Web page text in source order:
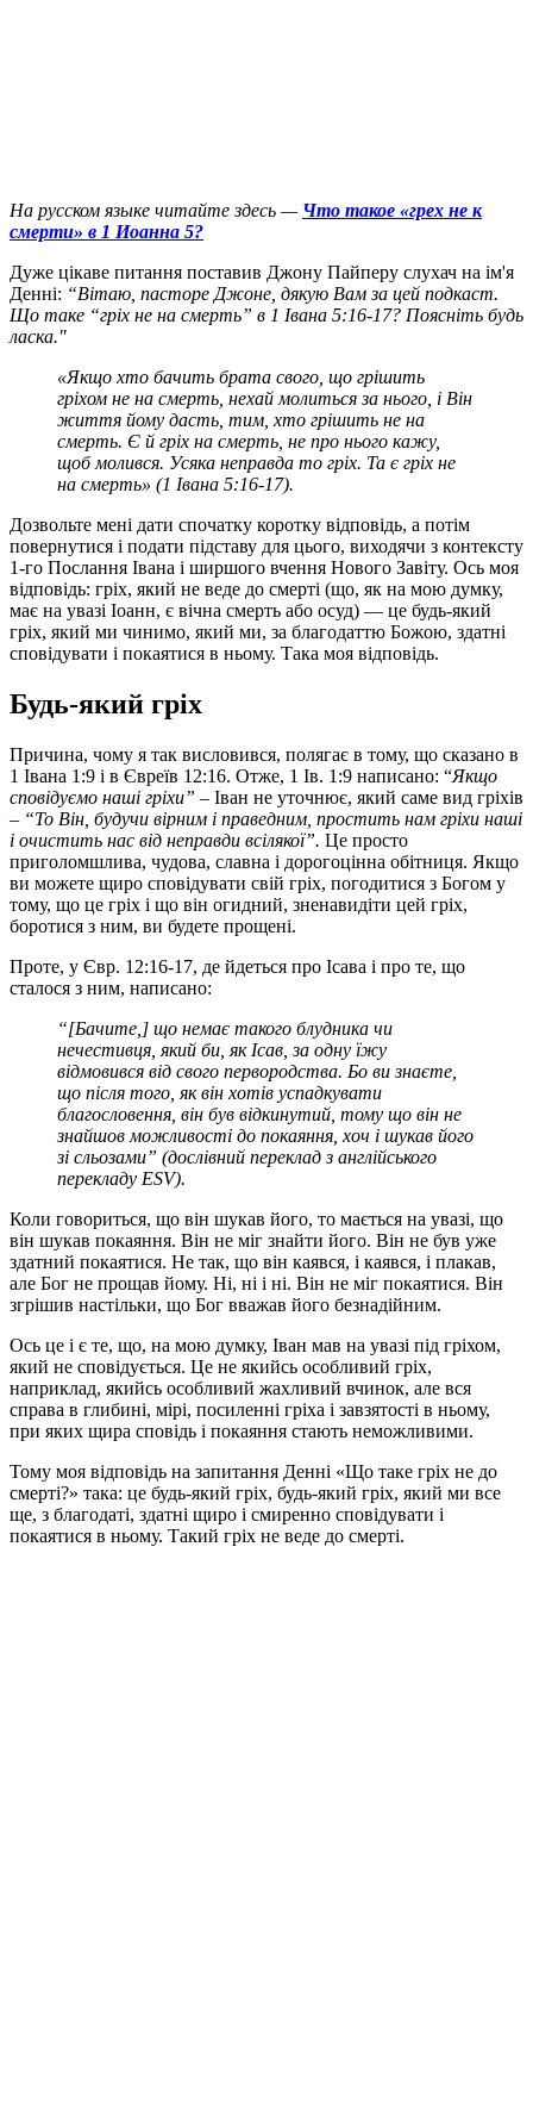
На русском языке читайте здесь — Что такое «грех не к
смерти» в 1 Иоанна 5?
Дуже цікаве питання поставив Джону Пайперу слухач на ім'я
Денні: “Вітаю, пасторе Джоне, дякую Вам за цей подкаст.
Що таке “гріх не на смерть” в 1 Івана 5:16-17? Поясніть будь
ласка."
«Якщо хто бачить брата свого, що грішить
гріхом не на смерть, нехай молиться за нього, і Він
життя йому дасть, тим, хто грішить не на
смерть. Є й гріх на смерть, не про нього кажу,
щоб молився. Усяка неправда то гріх. Та є гріх не
на смерть» (1 Івана 5:16-17).
Дозвольте мені дати спочатку коротку відповідь, а потім
повернутися і подати підставу для цього, виходячи з контексту
1-го Послання Івана і ширшого вчення Нового Завіту. Ось моя
відповідь: гріх, який не веде до смерті (що, як на мою думку,
має на увазі Іоанн, є вічна смерть або осуд) — це будь-який
гріх, який ми чинимо, який ми, за благодаттю Божою, здатні
сповідувати і покаятися в ньому. Така моя відповідь.
Будь-який гріх
Причина, чому я так висловився, полягає в тому, що сказано в
1 Івана 1:9 і в Євреїв 12:16. Отже, 1 Ів. 1:9 написано: “Якщо
сповідуємо наші гріхи” – Іван не уточнює, який саме вид гріхів
– “То Він, будучи вірним і праведним, простить нам гріхи наші
і очистить нас від неправди всілякої”. Це просто
приголомшлива, чудова, славна і дорогоцінна обітниця. Якщо
ви можете щиро сповідувати свій гріх, погодитися з Богом у
тому, що це гріх і що він огидний, зненавидіти цей гріх,
боротися з ним, ви будете прощені.
Проте, у Євр. 12:16-17, де йдеться про Ісава і про те, що
сталося з ним, написано:
“[Бачите,] що немає такого блудника чи
нечестивця, який би, як Ісав, за одну їжу
відмовився від свого первородства. Бо ви знаєте,
що після того, як він хотів успадкувати
благословення, він був відкинутий, тому що він не
знайшов можливості до покаяння, хоч і шукав його
зі сльозами” (дослівний переклад з англійського
перекладу ESV).
Коли говориться, що він шукав його, то мається на увазі, що
він шукав покаяння. Він не міг знайти його. Він не був уже
здатний покаятися. Не так, що він каявся, і каявся, і плакав,
але Бог не прощав йому. Ні, ні і ні. Він не міг покаятися. Він
згрішив настільки, що Бог вважав його безнадійним.
Ось це і є те, що, на мою думку, Іван мав на увазі під гріхом,
який не сповідується. Це не якийсь особливий гріх,
наприклад, якийсь особливий жахливий вчинок, але вся
справа в глибині, мірі, посиленні гріха і завзятості в ньому,
при яких щира сповідь і покаяння стають неможливими.
Тому моя відповідь на запитання Денні «Що таке гріх не до
смерті?» така: це будь-який гріх, будь-який гріх, який ми все
ще, з благодаті, здатні щиро і смиренно сповідувати і
покаятися в ньому. Такий гріх не веде до смерті.